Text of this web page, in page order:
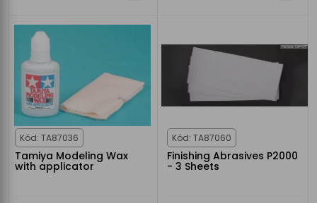
Kód: TA87036
Tamiya Modeling Wax
with applicator
Kód: TA87060
Finishing Abrasives P2000
- 3 Sheets